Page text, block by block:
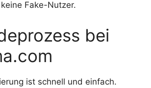
Fake-Nutzer.
bei
ist schnell und einfach.